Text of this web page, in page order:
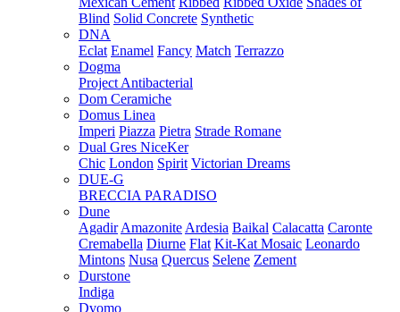
Blind Solid Concrete Synthetic
DNA
Eclat Enamel Fancy Match Terrazzo
Dogma
Project Antibacterial
Dom Ceramiche
Domus Linea
Imperi Piazza Pietra Strade Romane
Dual Gres NiceKer
Chic London Spirit Victorian Dreams
DUE-G
BRECCIA PARADISO
Dune
Agadir Amazonite Ardesia Baikal Calacatta Caronte
Cremabella Diurne Flat Kit-Kat Mosaic Leonardo
Mintons Nusa Quercus Selene Zement
Durstone
Indiga
Dvomo